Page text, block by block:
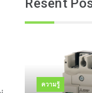
Resent
ความรู้